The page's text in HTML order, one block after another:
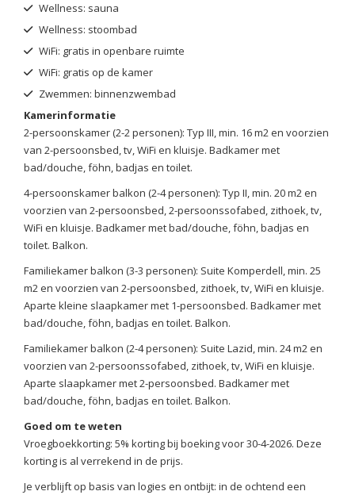
Wellness: sauna
Wellness: stoombad
WiFi: gratis in openbare ruimte
WiFi: gratis op de kamer
Zwemmen: binnenzwembad
Kamerinformatie
2-persoonskamer (2-2 personen): Typ III, min. 16 m2 en voorzien
van 2-persoonsbed, tv, WiFi en kluisje. Badkamer met
bad/douche, föhn, badjas en toilet.
4-persoonskamer balkon (2-4 personen): Typ II, min. 20 m2 en
voorzien van 2-persoonsbed, 2-persoonssofabed, zithoek, tv,
WiFi en kluisje. Badkamer met bad/douche, föhn, badjas en
toilet. Balkon.
Familiekamer balkon (3-3 personen): Suite Komperdell, min. 25
m2 en voorzien van 2-persoonsbed, zithoek, tv, WiFi en kluisje.
Aparte kleine slaapkamer met 1-persoonsbed. Badkamer met
bad/douche, föhn, badjas en toilet. Balkon.
Familiekamer balkon (2-4 personen): Suite Lazid, min. 24 m2 en
voorzien van 2-persoonssofabed, zithoek, tv, WiFi en kluisje.
Aparte slaapkamer met 2-persoonsbed. Badkamer met
bad/douche, föhn, badjas en toilet. Balkon.
Goed om te weten
Vroegboekkorting: 5% korting bij boeking voor 30-4-2026. Deze
korting is al verrekend in de prijs.
Je verblijft op basis van logies en ontbijt: in de ochtend een